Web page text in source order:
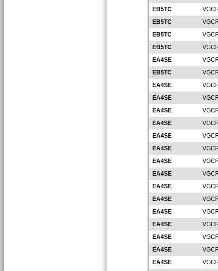
EB5TC
EB5TC
EB5TC
EB5TC
EA4SE
EB5TC
EA4SE
EA4SE
EA4SE
EA4SE
EA4SE
EA4SE
EA4SE
EA4SE
EA4SE
EA4SE
EA4SE
EA4SE
EA4SE
EA4SE
EA4SE